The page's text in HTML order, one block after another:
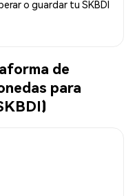
o guardar tu SKBDI
de
para